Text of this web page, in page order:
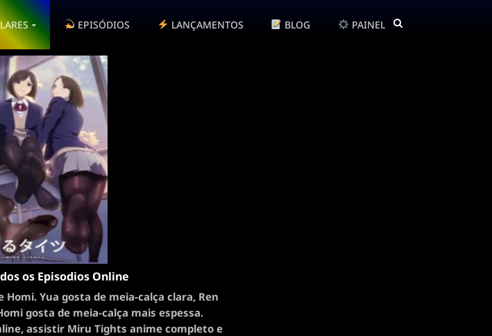
EPISÓDIOS LANÇAMENTOS BLOG PAINEL
os Episodios Online
Yua gosta de meia-calça clara, Ren
gosta de meia-calça mais espessa.
assistir Miru Tights anime completo e